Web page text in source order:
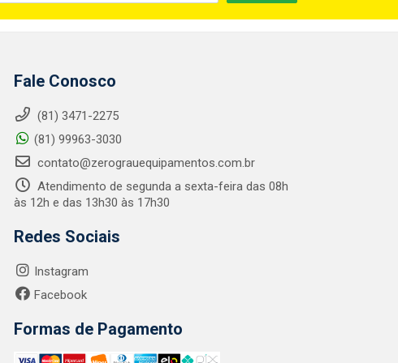
Fale Conosco
(81) 3471-2275
(81) 99963-3030
contato@zerograuequipamentos.com.br
Atendimento de segunda a sexta-feira das 08h
às 12h e das 13h30 às 17h30
Redes Sociais
Instagram
Facebook
Formas de Pagamento